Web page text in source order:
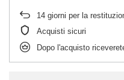
14 giorni per la
Acquisti sicuri
Dopo l'acquisto